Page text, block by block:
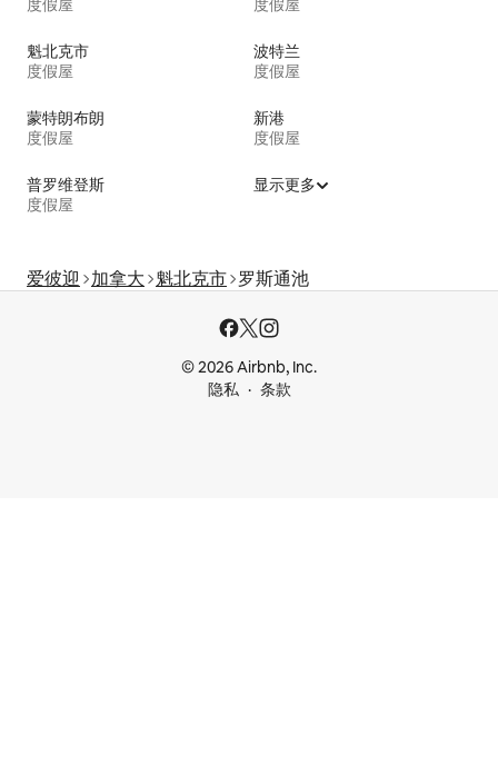
度假屋 度假屋
魁北克市
度假屋
波特兰
度假屋
蒙特朗布朗
度假屋
新港
度假屋
普罗维登斯
度假屋
显示更多
爱彼迎 加拿大 魁北克市 罗斯通池
© 2026 Airbnb, Inc.
隐私
条款